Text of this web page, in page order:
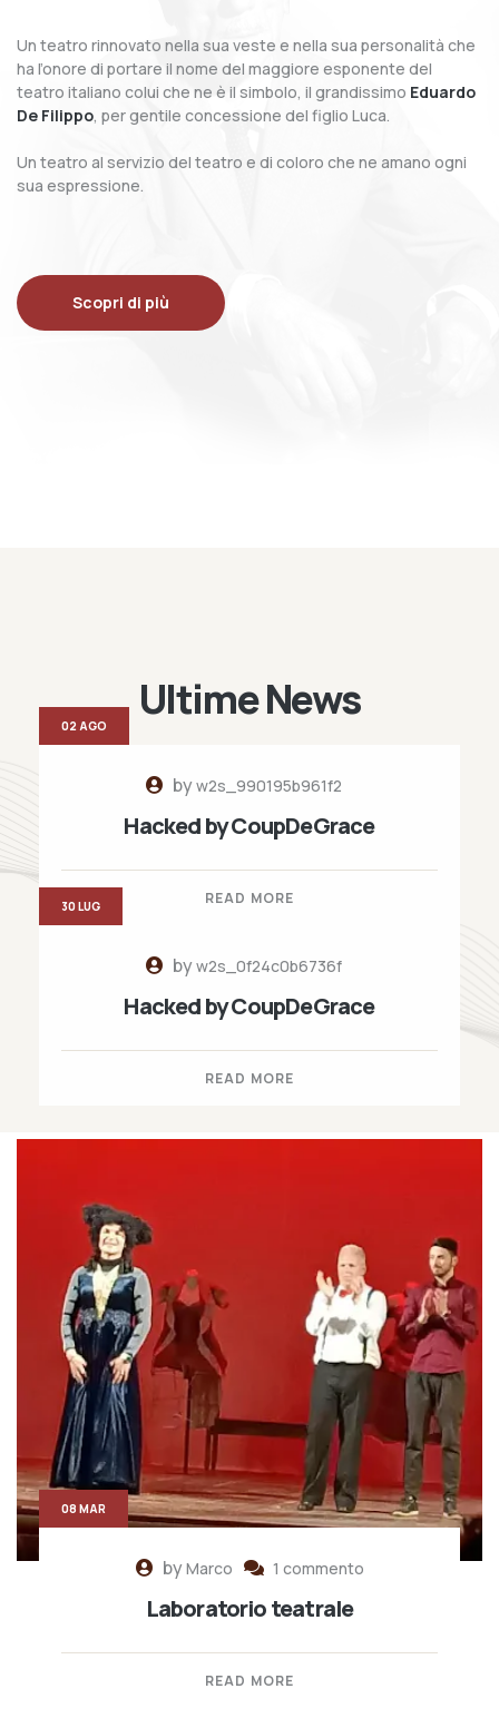
Un teatro rinnovato nella sua veste e nella sua personalità che
ha l’onore di portare il nome del maggiore esponente del
teatro italiano colui che ne è il simbolo, il grandissimo Eduardo
De Filippo, per gentile concessione del figlio Luca.
Un teatro al servizio del teatro e di coloro che ne amano ogni
sua espressione.
Scopri di più
Ultime News
byw2s_990195b961f2
Hacked by CoupDeGrace
READ MORE
02 AGO
byw2s_0f24c0b6736f
Hacked by CoupDeGrace
READ MORE
30 LUG
byMarco 1 commento
Laboratorio teatrale
READ MORE
08 MAR